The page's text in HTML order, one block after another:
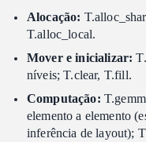
Alocação:
T.alloc_local.
Mover e inicializar:
níveis; T.clear, T.fill.
Computação:
elemento a elemento
inferência de layout);